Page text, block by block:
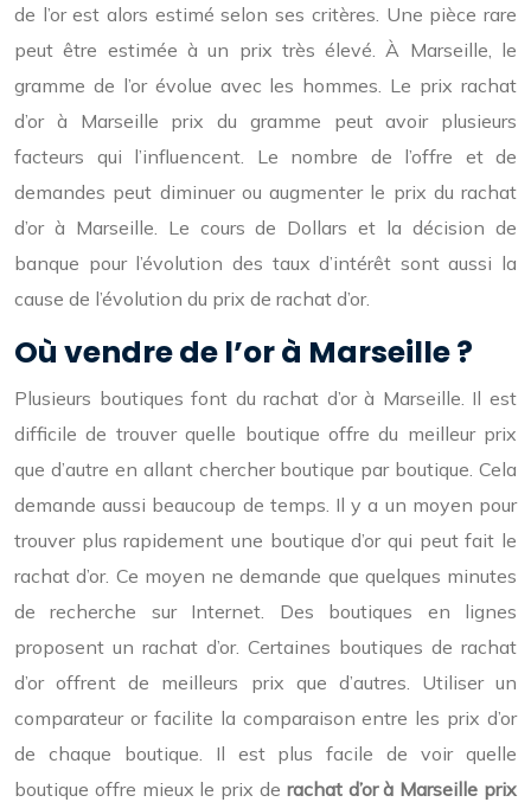
de l’or est alors estimé selon ses critères. Une pièce rare
peut être estimée à un prix très élevé. À Marseille, le
gramme de l’or évolue avec les hommes. Le prix rachat
d’or à Marseille prix du gramme peut avoir plusieurs
facteurs qui l’influencent. Le nombre de l’offre et de
demandes peut diminuer ou augmenter le prix du rachat
d’or à Marseille. Le cours de Dollars et la décision de
banque pour l’évolution des taux d’intérêt sont aussi la
cause de l’évolution du prix de rachat d’or.
Où vendre de l’or à Marseille ?
Plusieurs boutiques font du rachat d’or à Marseille. Il est
difficile de trouver quelle boutique offre du meilleur prix
que d’autre en allant chercher boutique par boutique. Cela
demande aussi beaucoup de temps. Il y a un moyen pour
trouver plus rapidement une boutique d’or qui peut fait le
rachat d’or. Ce moyen ne demande que quelques minutes
de recherche sur Internet. Des boutiques en lignes
proposent un rachat d’or. Certaines boutiques de rachat
d’or offrent de meilleurs prix que d’autres. Utiliser un
comparateur or facilite la comparaison entre les prix d’or
de chaque boutique. Il est plus facile de voir quelle
boutique offre mieux le prix de rachat d’or à Marseille prix